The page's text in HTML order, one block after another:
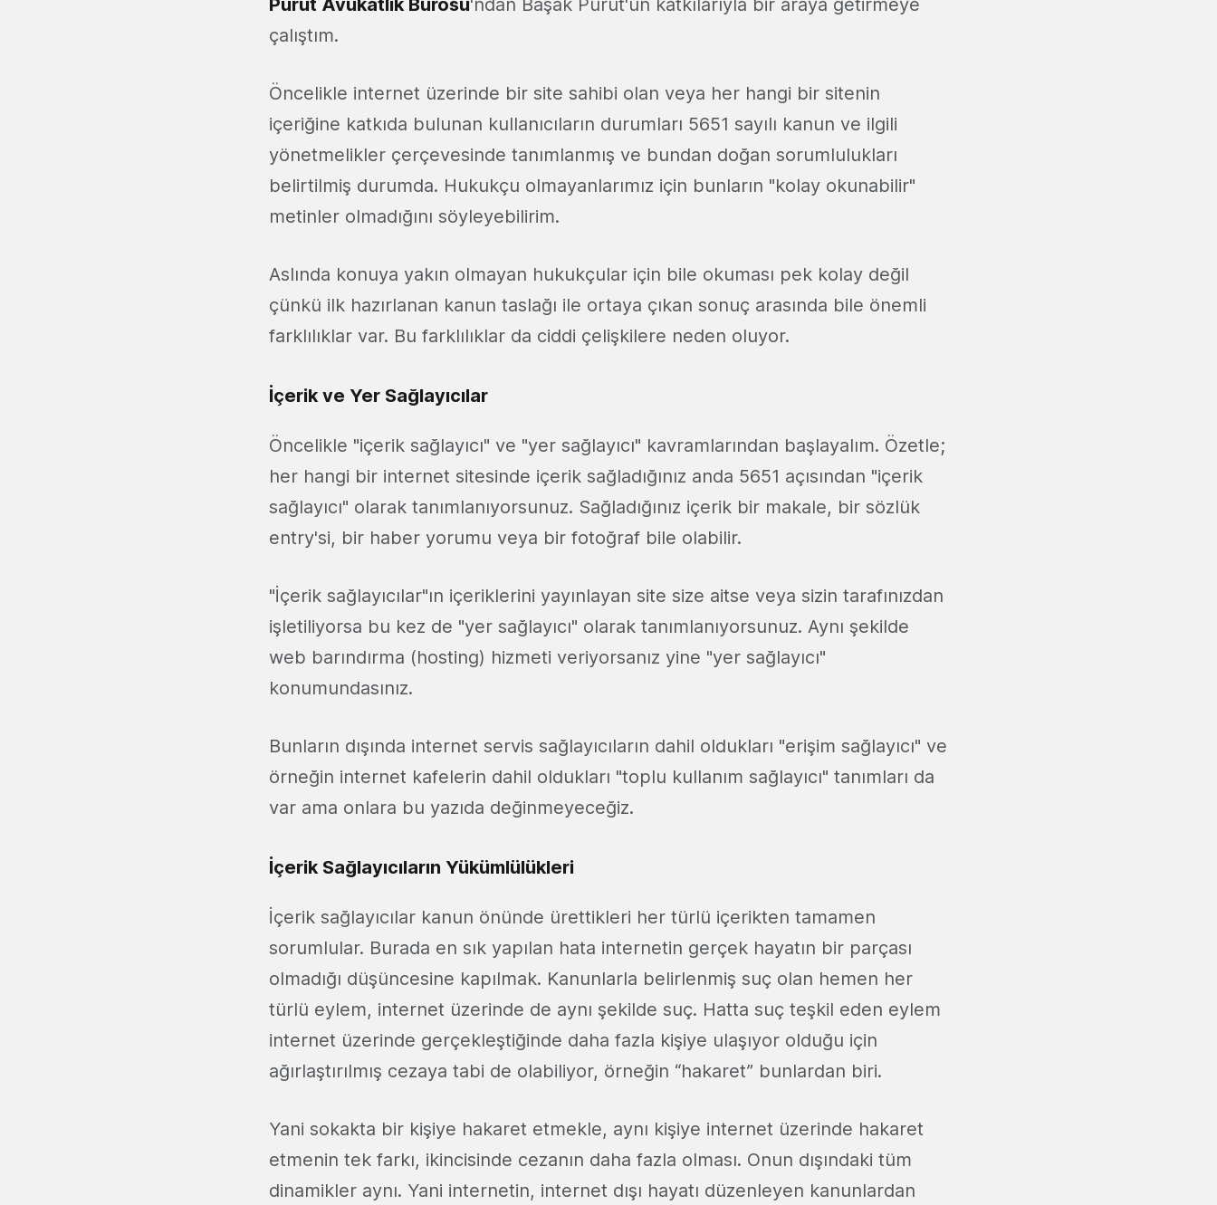
Purut Avukatlık Bürosu'ndan Başak Purut'un katkılarıyla bir araya getirmeye
çalıştım.
Öncelikle internet üzerinde bir site sahibi olan veya her hangi bir sitenin
içeriğine katkıda bulunan kullanıcıların durumları 5651 sayılı kanun ve ilgili
yönetmelikler çerçevesinde tanımlanmış ve bundan doğan sorumlulukları
belirtilmiş durumda. Hukukçu olmayanlarımız için bunların "kolay okunabilir"
metinler olmadığını söyleyebilirim.
Aslında konuya yakın olmayan hukukçular için bile okuması pek kolay değil
çünkü ilk hazırlanan kanun taslağı ile ortaya çıkan sonuç arasında bile önemli
farklılıklar var. Bu farklılıklar da ciddi çelişkilere neden oluyor.
İçerik ve Yer Sağlayıcılar
Öncelikle "içerik sağlayıcı" ve "yer sağlayıcı" kavramlarından başlayalım. Özetle;
her hangi bir internet sitesinde içerik sağladığınız anda 5651 açısından "içerik
sağlayıcı" olarak tanımlanıyorsunuz. Sağladığınız içerik bir makale, bir sözlük
entry'si, bir haber yorumu veya bir fotoğraf bile olabilir.
"İçerik sağlayıcılar"ın içeriklerini yayınlayan site size aitse veya sizin tarafınızdan
işletiliyorsa bu kez de "yer sağlayıcı" olarak tanımlanıyorsunuz. Aynı şekilde
web barındırma (hosting) hizmeti veriyorsanız yine "yer sağlayıcı"
konumundasınız.
Bunların dışında internet servis sağlayıcıların dahil oldukları "erişim sağlayıcı" ve
örneğin internet kafelerin dahil oldukları "toplu kullanım sağlayıcı" tanımları da
var ama onlara bu yazıda değinmeyeceğiz.
İçerik Sağlayıcıların Yükümlülükleri
İçerik sağlayıcılar kanun önünde ürettikleri her türlü içerikten tamamen
sorumlular. Burada en sık yapılan hata internetin gerçek hayatın bir parçası
olmadığı düşüncesine kapılmak. Kanunlarla belirlenmiş suç olan hemen her
türlü eylem, internet üzerinde de aynı şekilde suç. Hatta suç teşkil eden eylem
internet üzerinde gerçekleştiğinde daha fazla kişiye ulaşıyor olduğu için
ağırlaştırılmış cezaya tabi de olabiliyor, örneğin “hakaret” bunlardan biri.
Yani sokakta bir kişiye hakaret etmekle, aynı kişiye internet üzerinde hakaret
etmenin tek farkı, ikincisinde cezanın daha fazla olması. Onun dışındaki tüm
dinamikler aynı. Yani internetin, internet dışı hayatı düzenleyen kanunlardan